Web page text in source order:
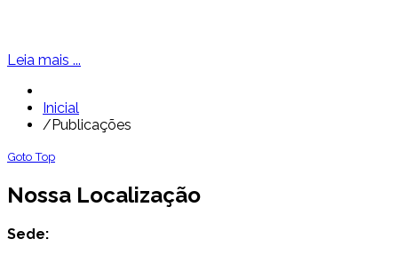
Leia mais ...
Inicial
/Publicações
Goto Top
Nossa Localização
Sede: